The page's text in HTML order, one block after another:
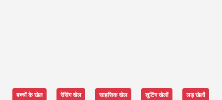
बच्चों के खेल रेसिंग खेल साहसिक खेल शूटिंग खेलों लड़ खेलों